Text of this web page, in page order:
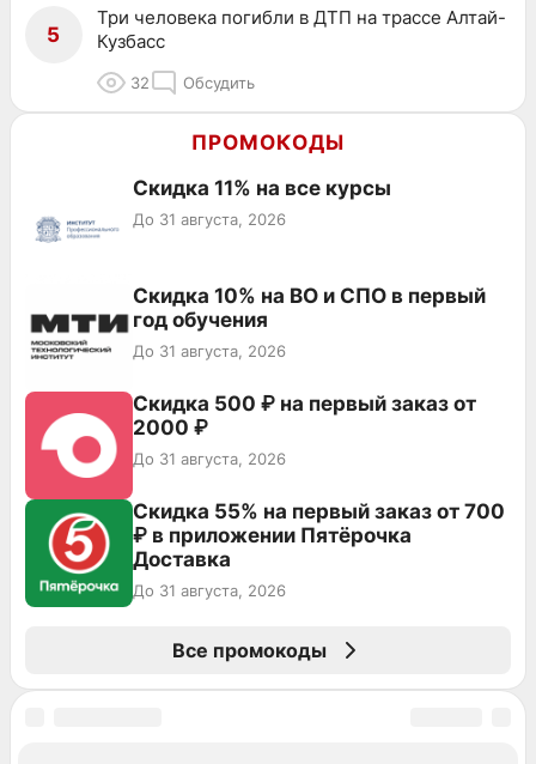
5
Три человека погибли в ДТП на трассе Алтай-
Кузбасс
32 Обсудить
ПРОМОКОДЫ
Скидка 11% на все курсы
До 31 августа, 2026
Скидка 10% на ВО и СПО в первый
год обучения
До 31 августа, 2026
Скидка 500 ₽ на первый заказ от
2000 ₽
До 31 августа, 2026
Скидка 55% на первый заказ от 700
₽ в приложении Пятёрочка
Доставка
До 31 августа, 2026
Все промокоды